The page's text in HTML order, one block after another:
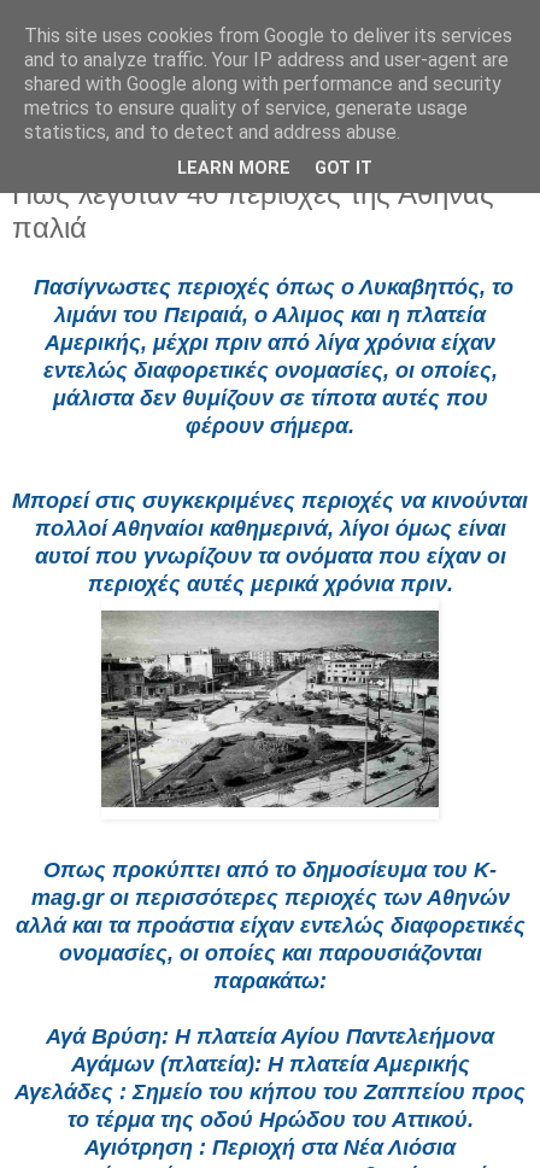
Δευτέρα 18 Μαΐου 2026
Πως λεγόταν 40 περιοχές της Αθήνας
παλιά
Πασίγνωστες περιοχές όπως ο Λυκαβηττός, το
λιμάνι του Πειραιά, ο Αλιμος και η πλατεία
Αμερικής, μέχρι πριν από λίγα χρόνια είχαν
εντελώς διαφορετικές ονομασίες, οι οποίες,
μάλιστα δεν θυμίζουν σε τίποτα αυτές που
φέρουν σήμερα.
Μπορεί στις συγκεκριμένες περιοχές να κινούνται
πολλοί Αθηναίοι καθημερινά, λίγοι όμως είναι
αυτοί που γνωρίζουν τα ονόματα που είχαν οι
περιοχές αυτές μερικά χρόνια πριν.
Οπως προκύπτει από το δημοσίευμα του K-
mag.gr οι περισσότερες περιοχές των Αθηνών
αλλά και τα προάστια είχαν εντελώς διαφορετικές
ονομασίες, οι οποίες και παρουσιάζονται
παρακάτω:
Αγά Βρύση: Η πλατεία Αγίου Παντελεήμονα
Αγάμων (πλατεία): Η πλατεία Αμερικής
Αγελάδες : Σημείο του κήπου του Ζαππείου προς
το τέρμα της οδού Ηρώδου του Αττικού.
Αγιότρηση : Περιοχή στα Νέα Λιόσια
This site uses cookies from Google to deliver its services
and to analyze traffic. Your IP address and user-agent are
shared with Google along with performance and security
metrics to ensure quality of service, generate usage
statistics, and to detect and address abuse.
LEARN MORE GOT IT